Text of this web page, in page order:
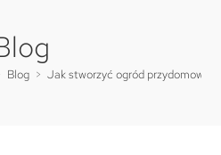
Blog > Jak stworzyć ogród przydomowy